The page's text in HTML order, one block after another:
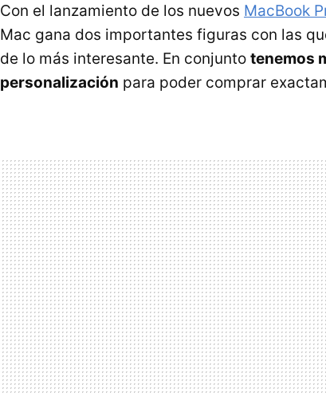
Con el lanzamiento de los nuevos MacBook
Mac gana dos importantes figuras con las
de lo más interesante. En conjunto tenemos
personalización para poder comprar